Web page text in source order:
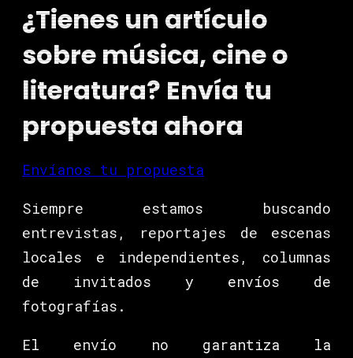
¿Tienes un artículo
sobre música, cine o
literatura? Envía tu
propuesta ahora
Envíanos tu propuesta
Siempre estamos buscando
entrevistas, reportajes de escenas
locales e independientes, columnas
de invitados y envíos de
fotografías.
El envío no garantiza la